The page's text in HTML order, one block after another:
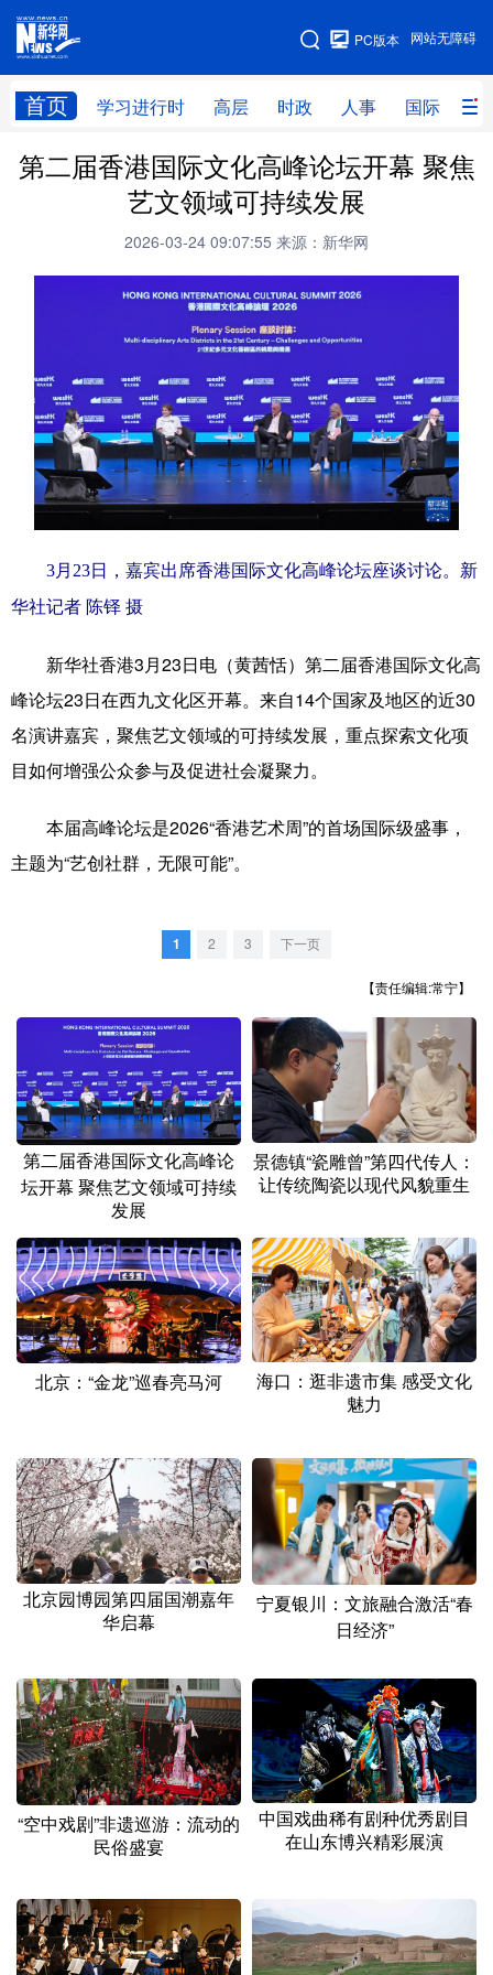
网站无障碍
PC版本
首页 学习进行时 高层 时政 人事 国际 财
网站地图
学习进行时 高层 时政 人事
财经 网评
科创 量子
书画 健康
访谈 视频 图片 政务
法律 中央文件 金融 汽车
食品 数字经济
城市 旅游 能源 会展
公益 一带一路 亚太网 上市公司
北京 天津
安徽 福建
湖南
海南 重庆
四川 贵州 云南 西藏
陕西 甘肃 青海 宁夏
新疆 内蒙古 黑龙江
多语种频道
English Español Français عربى
Русский язык 日本語 한국어
第二届香港国际文化高峰论坛开幕 聚焦
艺文领域可持续发展
2026-03-24 09:07:55 来源：新华网
3月23日，嘉宾出席香港国际文化高峰论坛座谈讨论。新
华社记者 陈铎 摄
新华社香港3月23日电（黄茜恬）第二届香港国际文化高
峰论坛23日在西九文化区开幕。来自14个国家及地区的近30
名演讲嘉宾，聚焦艺文领域的可持续发展，重点探索文化项
目如何增强公众参与及促进社会凝聚力。
本届高峰论坛是2026“香港艺术周”的首场国际级盛事，
主题为“艺创社群，无限可能”。
1 2 3 下一页
【责任编辑:常宁】
第二届香港国际文化高峰论
坛开幕 聚焦艺文领域可持续
发展
景德镇“瓷雕曾”第四代传人：
让传统陶瓷以现代风貌重生
北京：“金龙”巡春亮马河
海口：逛非遗市集 感受文化
魅力
北京园博园第四届国潮嘉年
华启幕
宁夏银川：文旅融合激活“春
日经济”
“空中戏剧”非遗巡游：流动的
民俗盛宴
中国戏曲稀有剧种优秀剧目
在山东博兴精彩展演